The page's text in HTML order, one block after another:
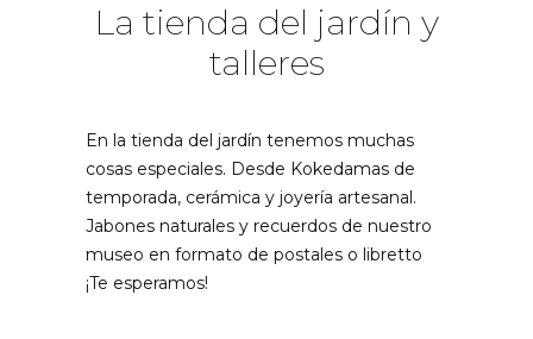
La tienda del jardín y
talleres
En la tienda del jardín tenemos muchas
cosas especiales. Desde Kokedamas de
temporada, cerámica y joyería artesanal.
Jabones naturales y recuerdos de nuestro
museo en formato de postales o libretto
¡Te esperamos!